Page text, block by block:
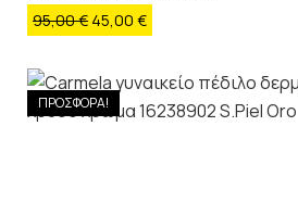
95,00€ 45,00 €
ΠΡΟΣΦΟΡΑ!